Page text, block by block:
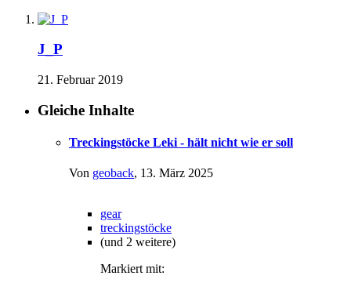
J_P
21. Februar 2019
Gleiche Inhalte
Treckingstöcke Leki - hält nicht wie er soll
Von geoback, 13. März 2025
gear
treckingstöcke
(und 2 weitere)
Markiert mit: